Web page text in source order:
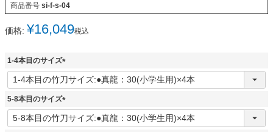
商品番号 si-f-s-04
価格: ¥16,049税込
1-4本目のサイズ
(
必
須
5-8本目のサイズ
(
必